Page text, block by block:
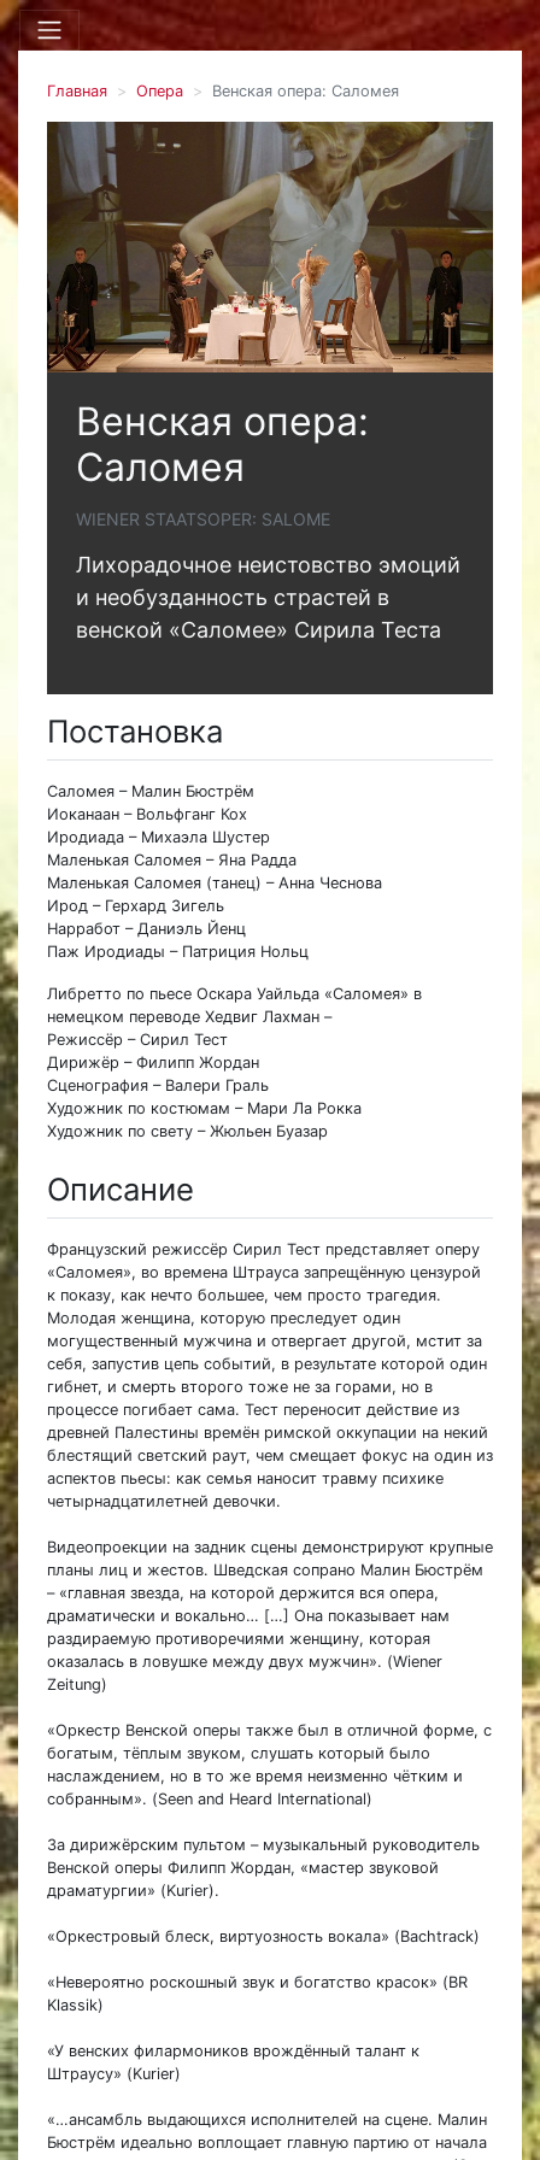
Главная Опера Венская опера: Саломея
Венская опера:
Саломея
WIENER STAATSOPER: SALOME
Лихорадочное неистовство эмоций
и необузданность страстей в
венской «Саломее» Сирила Теста
Постановка
Саломея – Малин Бюстрём
Иоканаан – Вольфганг Кох
Иродиада – Михаэла Шустер
Маленькая Саломея – Яна Радда
Маленькая Саломея (танец) – Анна Чеснова
Ирод – Герхард Зигель
Нарработ – Даниэль Йенц
Паж Иродиады – Патриция Нольц
Либретто по пьесе Оскара Уайльда «Саломея» в
немецком переводе Хедвиг Лахман –
Режиссёр – Сирил Тест
Дирижёр – Филипп Жордан
Сценография – Валери Граль
Художник по костюмам – Мари Ла Рокка
Художник по свету – Жюльен Буазар
Описание
Французский режиссёр Сирил Тест представляет оперу
«Саломея», во времена Штрауса запрещённую цензурой
к показу, как нечто большее, чем просто трагедия.
Молодая женщина, которую преследует один
могущественный мужчина и отвергает другой, мстит за
себя, запустив цепь событий, в результате которой один
гибнет, и смерть второго тоже не за горами, но в
процессе погибает сама. Тест переносит действие из
древней Палестины времён римской оккупации на некий
блестящий светский раут, чем смещает фокус на один из
аспектов пьесы: как семья наносит травму психике
четырнадцатилетней девочки.
Видеопроекции на задник сцены демонстрируют крупные
планы лиц и жестов. Шведская сопрано Малин Бюстрём
– «главная звезда, на которой держится вся опера,
драматически и вокально… […] Она показывает нам
раздираемую противоречиями женщину, которая
оказалась в ловушке между двух мужчин». (Wiener
Zeitung)
«Оркестр Венской оперы также был в отличной форме, с
богатым, тёплым звуком, слушать который было
наслаждением, но в то же время неизменно чётким и
собранным». (Seen and Heard International)
За дирижёрским пультом – музыкальный руководитель
Венской оперы Филипп Жордан, «мастер звуковой
драматургии» (Kurier).
«Оркестровый блеск, виртуозность вокала» (Bachtrack)
«Невероятно роскошный звук и богатство красок» (BR
Klassik)
«У венских филармоников врождённый талант к
Штраусу» (Kurier)
«…ансамбль выдающихся исполнителей на сцене. Малин
Бюстрём идеально воплощает главную партию от начала